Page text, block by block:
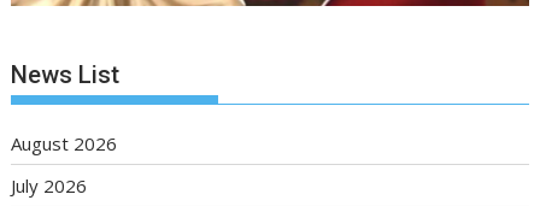
News List
August 2026
July 2026